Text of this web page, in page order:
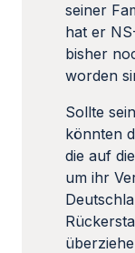
seiner
hat er
bisher
worden
Sollte
könnten
die auf
um ihr